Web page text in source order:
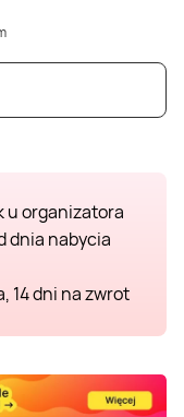
u organizatora
dnia nabycia
14 dni na zwrot